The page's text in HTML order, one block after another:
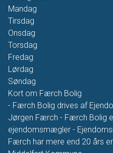
Mandag
Tirsdag
Onsdag
Torsdag
Fredag
Lørdag
Søndag
Kort om Færch Bolig
- Færch Bolig drives af
Jørgen Færch - Færch Bolig
ejendomsmægler -
Færch har mere end 20 års